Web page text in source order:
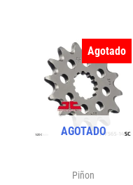
Agotado
AGOTADO
Piñon